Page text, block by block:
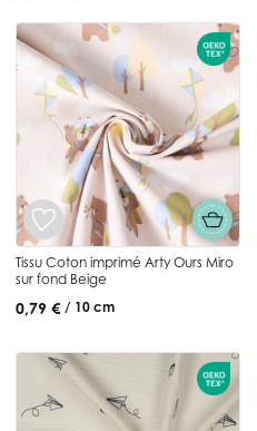
Tissu Coton imprimé Arty Ours Miro
sur fond Beige
0,79 € / 10 cm